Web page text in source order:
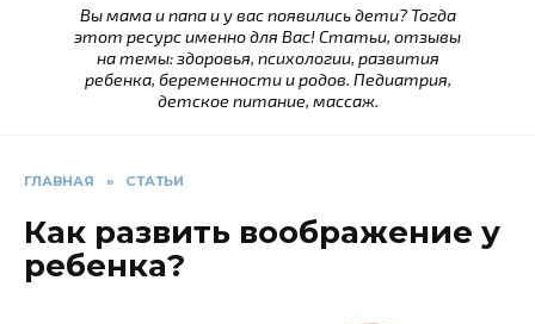
Вы мама и папа и у вас появились дети? Тогда
этот ресурс именно для Вас! Статьи, отзывы
на темы: здоровья, психологии, развития
ребенка, беременности и родов. Педиатрия,
детское питание, массаж.
ГЛАВНАЯ » СТАТЬИ
Как развить воображение у
ребенка?